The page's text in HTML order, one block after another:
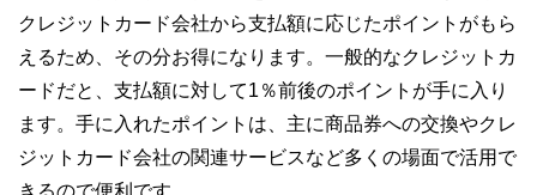
クレジットカード会社から支払額に応じたポイントがもら
えるため、その分お得になります。一般的なクレジットカ
ードだと、支払額に対して1％前後のポイントが手に入り
ます。手に入れたポイントは、主に商品券への交換やクレ
ジットカード会社の関連サービスなど多くの場面で活用で
きるので便利です。